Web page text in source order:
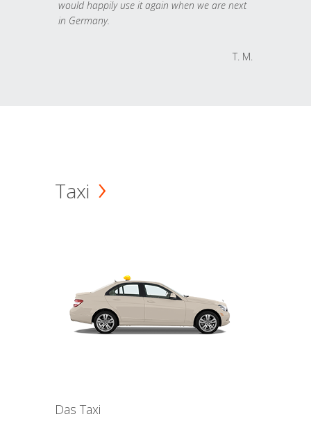
would happily use it again when we are next
in Germany.
T. M.
Taxi
Das Taxi